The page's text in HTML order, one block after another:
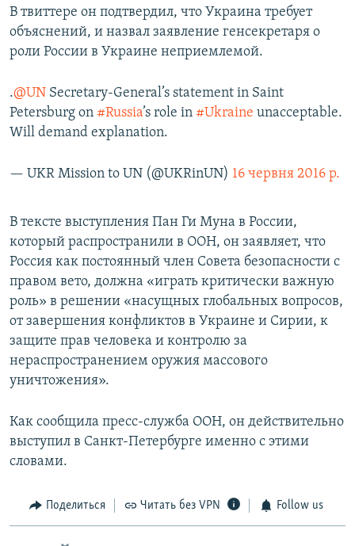
В твиттере он подтвердил, что Украина требует
объяснений, и назвал заявление генсекретаря о
роли России в Украине неприемлемой.
.@UN Secretary-General’s statement in Saint
Petersburg on #Russia’s role in #Ukraine unacceptable.
Will demand explanation.
— UKR Mission to UN (@UKRinUN) 16 червня 2016 р.
В тексте выступления Пан Ги Муна в России,
который распространили в ООН, он заявляет, что
Россия как постоянный член Совета безопасности с
правом вето, должна «играть критически важную
роль» в решении «насущных глобальных вопросов,
от завершения конфликтов в Украине и Сирии, к
защите прав человека и контролю за
нераспространением оружия массового
уничтожения».
Как сообщила пресс-служба ООН, он действительно
выступил в Санкт-Петербурге именно с этими
словами.
Поделиться Читать без VPN Follow us